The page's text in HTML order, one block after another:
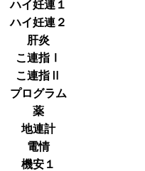
ハイ妊連１
ハイ妊連２
肝炎
こ連指Ⅰ
こ連指Ⅱ
プログラム
薬
地連計
電情
機安１